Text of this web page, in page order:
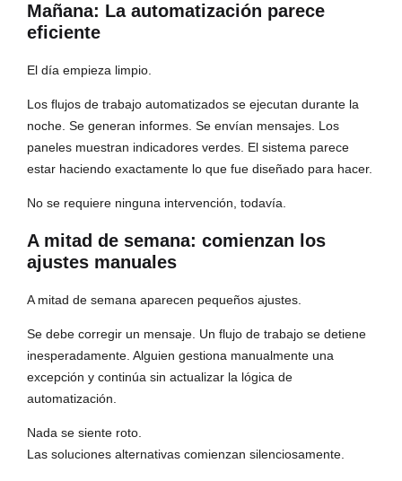
Mañana: La automatización parece
eficiente
El día empieza limpio.
Los flujos de trabajo automatizados se ejecutan durante la
noche. Se generan informes. Se envían mensajes. Los
paneles muestran indicadores verdes. El sistema parece
estar haciendo exactamente lo que fue diseñado para hacer.
No se requiere ninguna intervención, todavía.
A mitad de semana: comienzan los
ajustes manuales
A mitad de semana aparecen pequeños ajustes.
Se debe corregir un mensaje. Un flujo de trabajo se detiene
inesperadamente. Alguien gestiona manualmente una
excepción y continúa sin actualizar la lógica de
automatización.
Nada se siente roto.
Las soluciones alternativas comienzan silenciosamente.